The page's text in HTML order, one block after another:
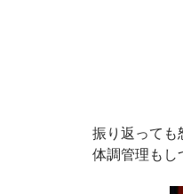
振り返って
体調管理もし